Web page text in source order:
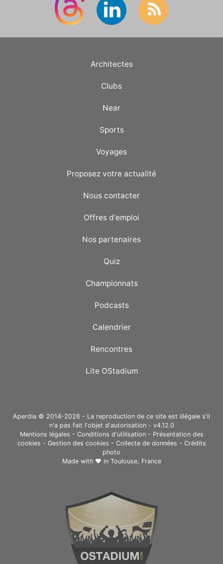
Architectes
Clubs
Near
Sports
Voyages
Proposez votre actualité
Nous contacter
Offres d'emploi
Nos partenaires
Quiz
Championnats
Podcasts
Calendrier
Rencontres
Lite OStadium
Aperdia © 2014-2026 - La reproduction de ce site est illégale s'il
n'a pas fait l'objet d'autorisation - v4.12.0
Mentions légales - Conditions d'utilisation- Présentation des
cookies - Gestion des cookies - Collecte de données - Crédits
photo
Made with ❤ in Toulouse, France